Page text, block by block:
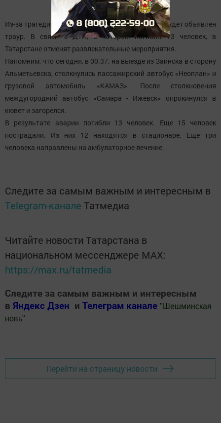
Из-за трагедии в Заинском районе в Татарстане будет объявлен
траур. В связи с ДТП, в котором погибли 13 человек, в
Татарстане отменят развлекательные мероприятия.
Напомним, что сегодня, в 00.37, на выезде из Заинска в сторону
Альметьевска, столкнулись пассажирский автобус «Неоплан» и
грузовой автомобиль «КАМАЗ». После столкновения
междугородний автобус «Самара - Ижевск» опрокинулся в
кювет и загорелся.
В результате аварии погибли 13 человек. Еще 15 человек
пострадали. Из них 12 находятся в стационаре. Еще три
человека направлены на амбулаторное лечение.
Следите за самым важным и интересным в
Telegram-канале Татмедиа
Читайте новости Татарстана в
национальном мессенджере MАХ:
https://max.ru/tatmedia
Следите за самым важным и интересным
в Яндекс Дзен и Телеграм канале " Шешминская
новь"
Перейти на страницу новости